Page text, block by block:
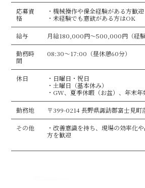
応募資
格
・機械操作や保全経験がある方歓迎
・未経験でも意欲がある方はOK
給与 月給180,000円～500,000円（経験
勤務時
間
08:30～17:00（昼休憩60分）
休日
・日曜日・祝日
・土曜日（基本休み）
・GW、夏季休暇（お盆）、年末年
勤務地 〒399-0214 長野県諏訪郡富士見町
その他
・改善意識を持ち、現場の効率化
方を歓迎